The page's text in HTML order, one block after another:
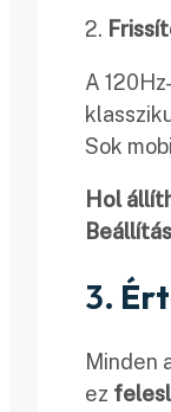
2.
A
Sok
Hol
3.
Minden
ez